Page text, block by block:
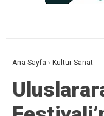
Ana Sayfa › Kültür Sanat